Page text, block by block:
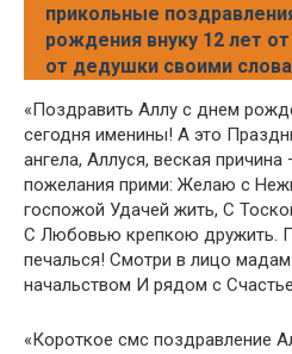
прикольные
рождения внуку 12 лет
от дедушки своими
«Поздравить Аллу с днем
сегодня именины! А это
ангела, Аллуся, веская
пожелания прими: Желаю с
госпожой Удачей жить, С
С Любовью крепкою дружить.
печалься! Смотри в лицо
начальством И рядом с
«Короткое смс поздравление